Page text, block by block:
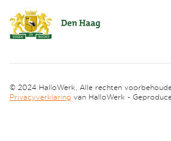
© 2024 HalloWerk, Alle rechten
Privacyverklaring van HalloWerk -